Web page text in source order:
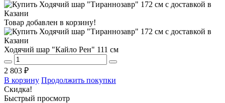
Товар добавлен в корзину!
Ходячий шар "Кайло Рен" 111 см
2 803 ₽
В корзину Продолжить покупки
Скидка!
Быстрый просмотр